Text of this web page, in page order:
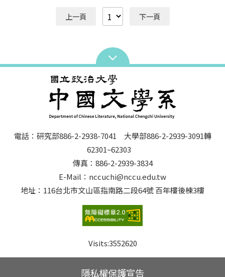
分基礎與應用課程二類，學生每類至少修習一科。修滿9
學分者，得於畢業離校前向本微學程提出申請
上一頁 下一頁
電話：研究部886-2-2938-7041 大學部886-2-2939-3091轉
62301~62303
傳真：886-2-2939-3834
E-Mail：nccuchi@nccu.edu.tw
地址：116台北市文山區指南路二段64號 百年樓後棟3樓
Visits:3552620
隱私權保護宣告